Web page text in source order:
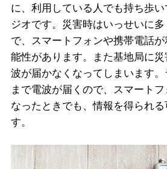
に、利用している人でも持ち歩
ジオです。災害時はいっせいに
で、スマートフォンや携帯電話
能性があります。また基地局に
波が届かなくなってしまいます。
まで電波が届くので、スマートフ
なったときでも、情報を得られ
す。